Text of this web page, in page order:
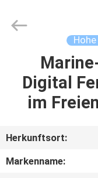
HAUS
PRODUKTE
ÜBER
UNS
Fournisseur.
Copyright
antenna.com.Digital
im
Herkunftsort:
Markenname: